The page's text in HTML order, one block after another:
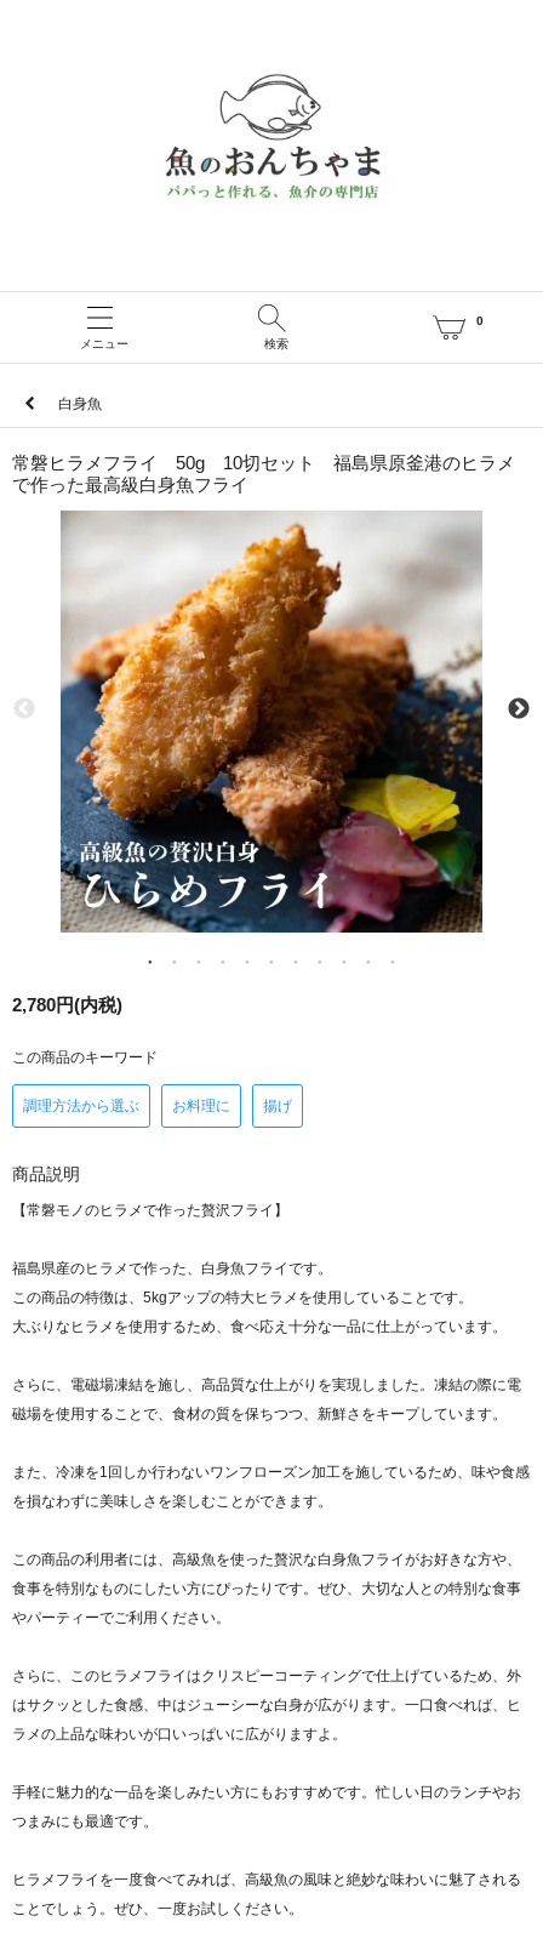
メニュー 検索
0
白身魚
常磐ヒラメフライ 50g 10切セット 福島県原釜港のヒラメ
で作った最高級白身魚フライ
2,780円(内税)
この商品のキーワード
調理方法から選ぶ お料理に 揚げ
商品説明
【常磐モノのヒラメで作った贅沢フライ】
福島県産のヒラメで作った、白身魚フライです。
この商品の特徴は、5kgアップの特大ヒラメを使用していることです。
大ぶりなヒラメを使用するため、食べ応え十分な一品に仕上がっています。
さらに、電磁場凍結を施し、高品質な仕上がりを実現しました。凍結の際に電
磁場を使用することで、食材の質を保ちつつ、新鮮さをキープしています。
また、冷凍を1回しか行わないワンフローズン加工を施しているため、味や食感
を損なわずに美味しさを楽しむことができます。
この商品の利用者には、高級魚を使った贅沢な白身魚フライがお好きな方や、
食事を特別なものにしたい方にぴったりです。ぜひ、大切な人との特別な食事
やパーティーでご利用ください。
さらに、このヒラメフライはクリスピーコーティングで仕上げているため、外
はサクッとした食感、中はジューシーな白身が広がります。一口食べれば、ヒ
ラメの上品な味わいが口いっぱいに広がりますよ。
手軽に魅力的な一品を楽しみたい方にもおすすめです。忙しい日のランチやお
つまみにも最適です。
ヒラメフライを一度食べてみれば、高級魚の風味と絶妙な味わいに魅了される
ことでしょう。ぜひ、一度お試しください。